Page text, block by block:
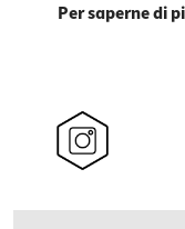
Per saperne di